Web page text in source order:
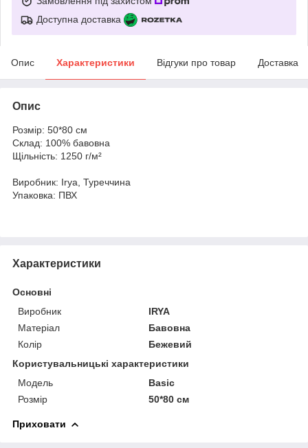
Доступна доставка
Опис Характеристики Відгуки про товар Доставка
Опис
Розмір: 50*80 см
Склад: 100% бавовна
Щільність: 1250 г/м²
Виробник: Irya, Туреччина
Упаковка: ПВХ
Характеристики
Основні
Виробник
IRYA
Матеріал
Бавовна
Колір
Бежевий
Користувальницькі характеристики
Мoдель
Basic
Розмір
50*80 см
Приховати